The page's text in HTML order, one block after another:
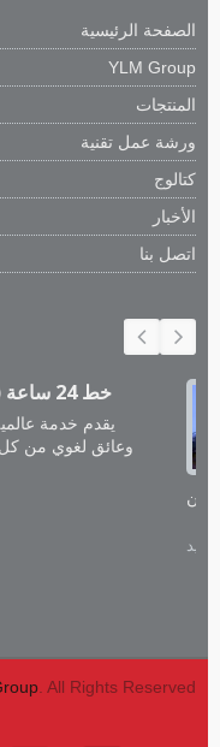
الصفحة الرئيسية
YLM Group
المنتجات
ورشة عمل تقنية
كتالوج
الأخبار
اتصل بنا
خط 24 ساعة (+886-972616911)
وعائق لغوي من
. All Rights Reserved.